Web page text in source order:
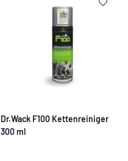
Dr.Wack F100 Kettenreiniger
300 ml